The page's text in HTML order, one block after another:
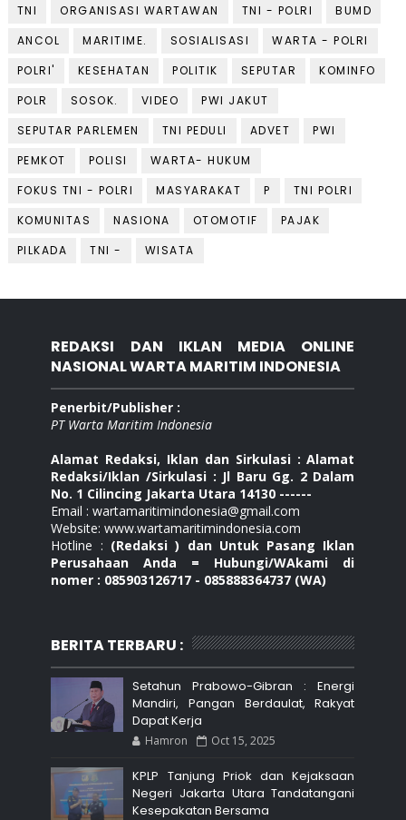
TNI
ORGANISASI WARTAWAN TNI - POLRI
BUMD
ANCOL
MARITIME. SOSIALISASI
WARTA - POLRI
POLRI'
KESEHATAN POLITIK SEPUTAR
KOMINFO
POLR
SOSOK. VIDEO
PWI JAKUT
SEPUTAR PARLEMEN
TNI PEDULI ADVET
PWI
PEMKOT
POLISI
WARTA- HUKUM
FOKUS TNI - POLRI
MASYARAKAT P
TNI POLRI
KOMUNITAS
NASIONA OTOMOTIF
PAJAK
PILKADA
TNI - WISATA
REDAKSI DAN IKLAN MEDIA ONLINE
NASIONAL WARTA MARITIM INDONESIA
Penerbit/Publisher :
PT Warta Maritim Indonesia
Alamat Redaksi, Iklan dan Sirkulasi : Alamat
Redaksi/Iklan /Sirkulasi : Jl Baru Gg. 2 Dalam
No. 1 Cilincing Jakarta Utara 14130 ------
Email : wartamaritimindonesia@gmail.com
Website: www.wartamaritimindonesia.com
Hotline : (Redaksi ) dan Untuk Pasang Iklan
Perusahaan Anda = Hubungi/WAkami di
nomer : 085903126717 - 085888364737 (WA)
BERITA TERBARU :
Setahun Prabowo-Gibran : Energi
Mandiri, Pangan Berdaulat, Rakyat
Dapat Kerja
Hamron Oct 15, 2025
KPLP Tanjung Priok dan Kejaksaan
Negeri Jakarta Utara Tandatangani
Kesepakatan Bersama